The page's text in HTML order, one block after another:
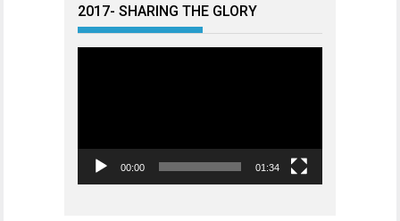
2017- SHARING THE GLORY
00:00 01:34